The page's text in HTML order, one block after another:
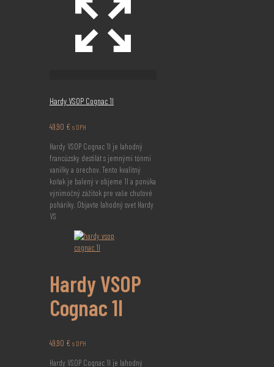
Hardy VSOP Cognac 1l
49,90 € s DPH
Hardy VSOP Cognac 1l je lahodný
francúzsky destilát s jemnými tónmi
vanilky a orechov. Tento kvalitný
koňak je balený v objeme 1l a ponúka
výnimočný zážitok pre vaše chuťové
poháriky. Objavte lahodný svet Hardy
VS
Hardy VSOP
Cognac 1l
49,90 € s DPH
Hardy VSOP Cognac 1l je lahodný